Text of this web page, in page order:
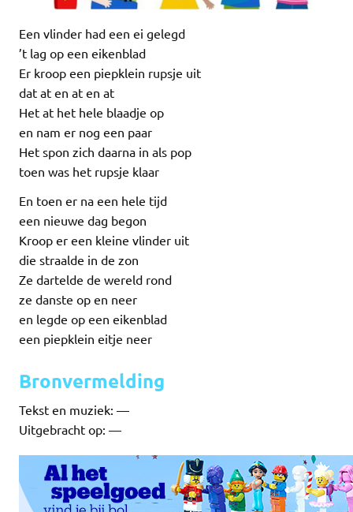
Een vlinder had een ei gelegd
’t lag op een eikenblad
Er kroop een piepklein rupsje uit
dat at en at en at
Het at het hele blaadje op
en nam er nog een paar
Het spon zich daarna in als pop
toen was het rupsje klaar
En toen er na een hele tijd
een nieuwe dag begon
Kroop er een kleine vlinder uit
die straalde in de zon
Ze dartelde de wereld rond
ze danste op en neer
en legde op een eikenblad
een piepklein eitje neer
Bronvermelding
Tekst en muziek: —
Uitgebracht op: —